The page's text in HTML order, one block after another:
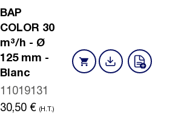
BAP
COLOR 30
m³/h - Ø
125 mm -
Blanc
11019131
30,50 € (H.T.)